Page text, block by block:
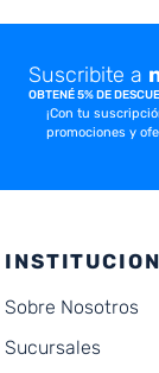
Suscribite a
OBTENÉ 5% DE
¡Con tu
promociones y
Sobre Nosotros
Sucursales